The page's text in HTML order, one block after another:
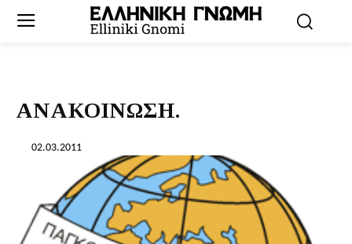
ΑΝΑΚΟΙΝΩΣΗ.
02.03.2011